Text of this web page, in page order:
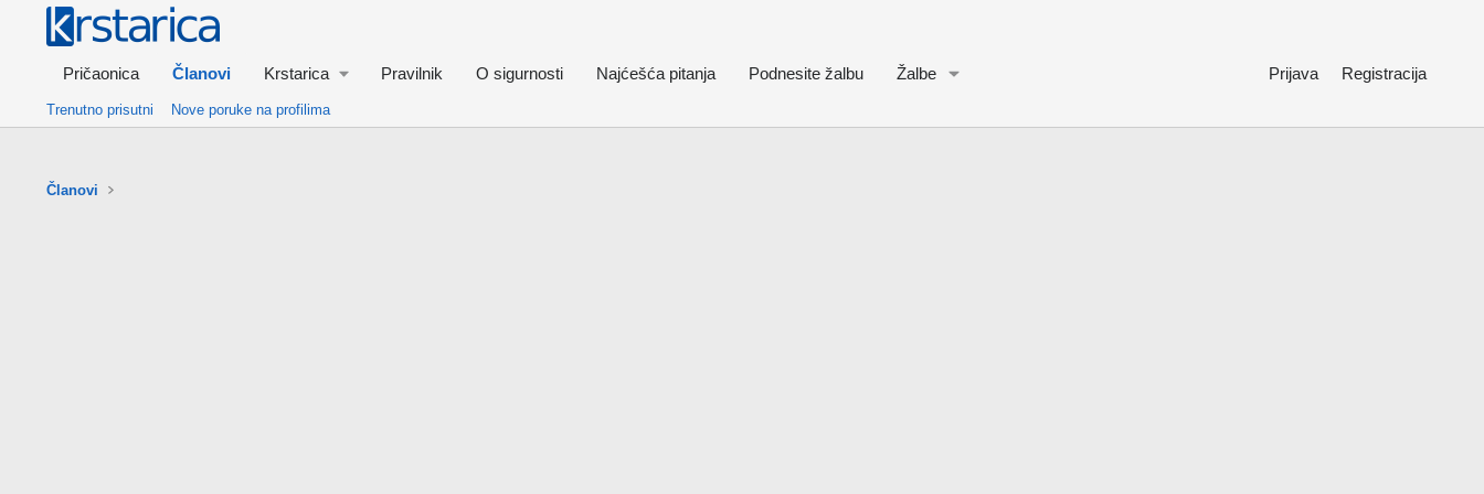
Pričaonica Članovi Krstarica Pravilnik O sigurnosti Najćešća pitanja Podnesite žalbu Žalbe Prijava Registracija
Trenutno prisutni Nove poruke na profilima
Članovi